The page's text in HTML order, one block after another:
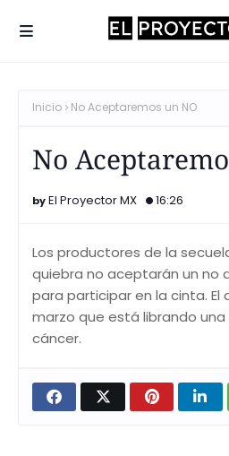
Inicio No Aceptaremos un NO
No
El Proyector MX 16:26
Los productores de la
quiebra no aceptarán un no
para participar en la cinta. El
marzo que está librando
cáncer.